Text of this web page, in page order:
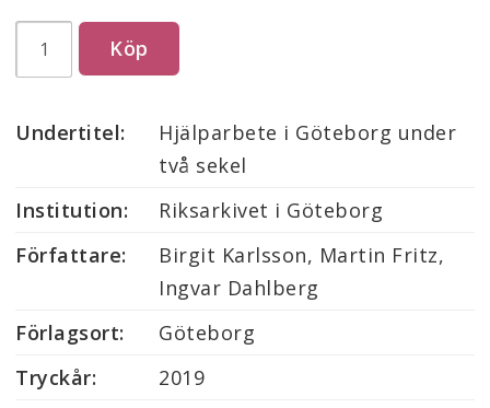
Köp
Undertitel:
Hjälparbete i Göteborg under
två sekel
Institution:
Riksarkivet i Göteborg
Författare:
Birgit Karlsson, Martin Fritz,
Ingvar Dahlberg
Förlagsort:
Göteborg
Tryckår:
2019